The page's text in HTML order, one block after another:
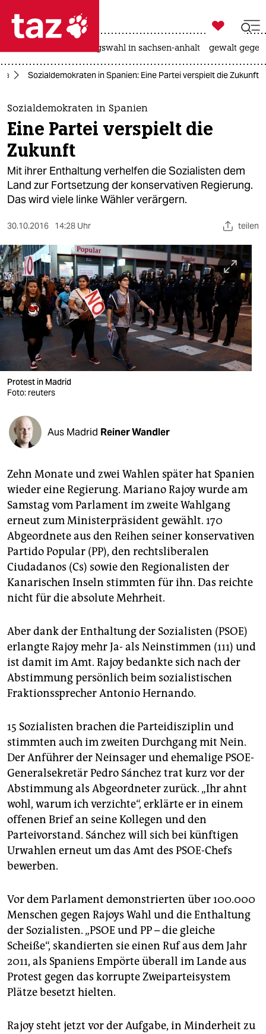
 taz zahl ich
taz zahl ich
themen
politik
öko
gesellschaft
sport
berlin
nord
wahrheit
verlag
verlag
veranstaltungen
shop
fragen & hilfe
unterstützen
abo
genossenschaft
epaper login

taz zahl ich
landtagswahl in sachsen-anhalt gewalt
Sozialdemokraten in Spanien: Eine Partei verspielt die Zukunft
Sozialdemokraten in Spanien
Eine Partei verspielt die
Zukunft
Mit ihrer Enthaltung verhelfen die Sozialisten dem
Land zur Fortsetzung der konservativen Regierung.
Das wird viele linke Wähler verärgern.
30.10.2016 14:28 Uhr teilen
Protest in Madrid
Foto: reuters
Aus Madrid Reiner Wandler
Zehn Monate und zwei Wahlen später hat Spanien
wieder eine Regierung. Mariano Rajoy wurde am
Samstag vom Parlament im zweite Wahlgang
erneut zum Ministerpräsident gewählt. 170
Abgeordnete aus den Reihen seiner konservativen
Partido Popular (PP), den rechtsliberalen
Ciudadanos (Cs) sowie den Regionalisten der
Kanarischen Inseln stimmten für ihn. Das reichte
nicht für die absolute Mehrheit.
Aber dank der Enthaltung der Sozialisten (PSOE)
erlangte Rajoy mehr Ja- als Neinstimmen (111) und
ist damit im Amt. Rajoy bedankte sich nach der
Abstimmung persönlich beim sozialistischen
Fraktionssprecher Antonio Hernando.
15 Sozialisten brachen die Parteidisziplin und
stimmten auch im zweiten Durchgang mit Nein.
Der Anführer der Neinsager und ehemalige PSOE-
Generalsekretär Pedro Sánchez trat kurz vor der
Abstimmung als Abgeordneter zurück. „Ihr ahnt
wohl, warum ich verzichte“, erklärte er in einem
offenen Brief an seine Kollegen und den
Parteivorstand. Sánchez will sich bei künftigen
Urwahlen erneut um das Amt des PSOE-Chefs
bewerben.
Vor dem Parlament demonstrierten über 100.000
Menschen gegen Rajoys Wahl und die Enthaltung
der Sozialisten. „PSOE und PP – die gleiche
Scheiße“, skandierten sie einen Ruf aus dem Jahr
2011, als Spaniens Empörte überall im Lande aus
Protest gegen das korrupte Zweiparteisystem
Plätze besetzt hielten.
Rajoy steht jetzt vor der Aufgabe, in Minderheit zu